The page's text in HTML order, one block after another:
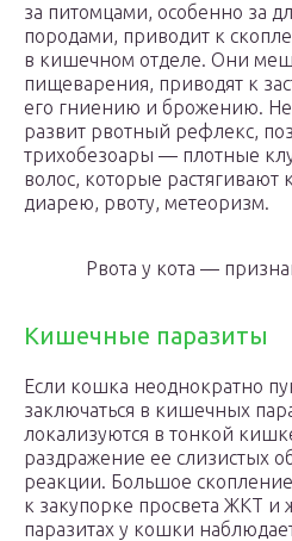
за питомцами, особенно за
породами, приводит к
в кишечном отделе. Они
пищеварения, приводят к
его гниению и брожению. Не
развит рвотный рефлекс,
трихобезоары — плотные
волос, которые
диарею, рвоту, метеоризм.
Рвота у кота —
Кишечные паразиты
Если кошка неоднократно
заключаться в кишечных
локализуются в тонкой
раздражение ее слизистых
реакции. Большое
к закупорке просвета ЖКТ
паразитах у кошки